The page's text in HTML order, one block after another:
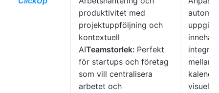
produktivitet med
projektuppföljning och
kontextuell
AITeamstorlek: Perfekt
för startups och företag
som vill centralisera
arbetet och
innehåll,
mellan
visuell